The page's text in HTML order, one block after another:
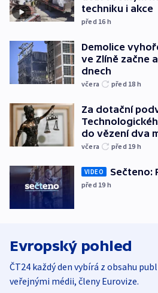
techniku i akce
před 16 h
Demolice
ve Zlíně začne
dnech
včera před 18 h
Za dotační
do vězení dva
včera před 19 h
VIDEO Sečteno:
před 19 h
Evropský pohled
ČT24 každý den vybírá z obsahu
veřejnými médii, členy Eurovize.